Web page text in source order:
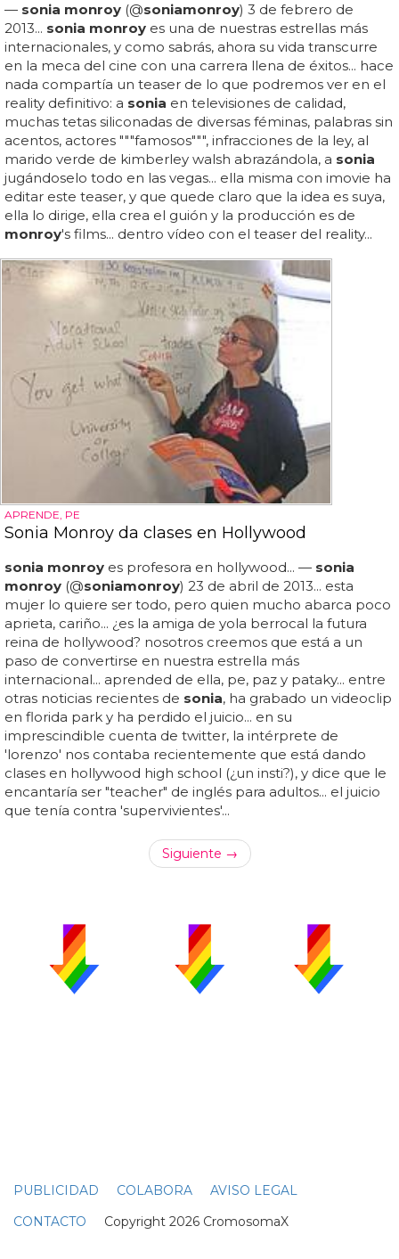
— sonia monroy (@soniamonroy) 3 de febrero de
2013... sonia monroy es una de nuestras estrellas más
internacionales, y como sabrás, ahora su vida transcurre
en la meca del cine con una carrera llena de éxitos... hace
nada compartía un teaser de lo que podremos ver en el
reality definitivo: a sonia en televisiones de calidad,
muchas tetas siliconadas de diversas féminas, palabras sin
acentos, actores """famosos""", infracciones de la ley, al
marido verde de kimberley walsh abrazándola, a sonia
jugándoselo todo en las vegas... ella misma con imovie ha
editar este teaser, y que quede claro que la idea es suya,
ella lo dirige, ella crea el guión y la producción es de
monroy's films... dentro vídeo con el teaser del reality...
APRENDE, PE
Sonia Monroy da clases en Hollywood
sonia monroy es profesora en hollywood... — sonia
monroy (@soniamonroy) 23 de abril de 2013... esta
mujer lo quiere ser todo, pero quien mucho abarca poco
aprieta, cariño... ¿es la amiga de yola berrocal la futura
reina de hollywood? nosotros creemos que está a un
paso de convertirse en nuestra estrella más
internacional... aprended de ella, pe, paz y pataky... entre
otras noticias recientes de sonia, ha grabado un videoclip
en florida park y ha perdido el juicio... en su
imprescindible cuenta de twitter, la intérprete de
'lorenzo' nos contaba recientemente que está dando
clases en hollywood high school (¿un insti?), y dice que le
encantaría ser "teacher" de inglés para adultos... el juicio
que tenía contra 'supervivientes'...
Siguiente →
PUBLICIDAD COLABORA
AVISO LEGAL
CONTACTO Copyright 2026 CromosomaX